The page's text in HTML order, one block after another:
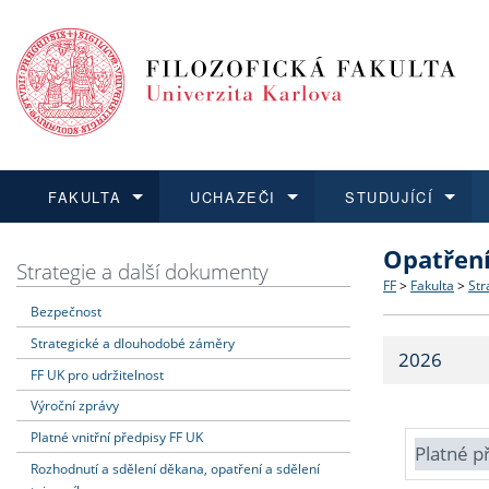
FAKULTA
Dozvědět se více
Struktura
Strategie
Fakultní
UCHAZEČI
Podat přihlášku
Co
Učitelské
STUDUJÍCÍ
Dozvědět se více
Dozvědět se více
O vědě a
Dozvědět se více
Aktuální
Strategie a další dokumenty
Bezpečnost
Strategické a dlouhodobé záměry
FF UK pro udržitelnost
Výroční zprávy
Platné vnitřní předpisy FF UK
Rozhodnutí a sdělení děkana, opatření a sdělení
FF > Fakulta >
2026
Platné